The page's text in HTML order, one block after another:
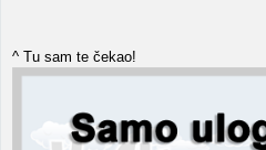
^ Tu sam te čekao!